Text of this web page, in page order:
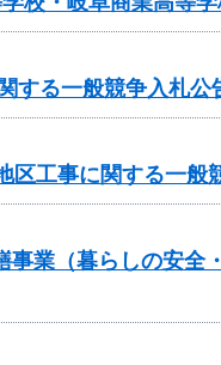
する一般競争入札公
区工事に関する一般
業（暮らしの安